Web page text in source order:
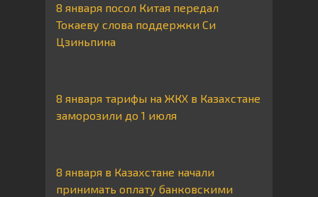
8 января посол Китая передал
Токаеву слова поддержки Си
Цзиньпина
8 января тарифы на ЖКХ в Казахстане
заморозили до 1 июля
8 января в Казахстане начали
принимать оплату банковскими